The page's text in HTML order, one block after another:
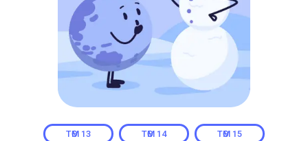
ТӨМ 13 ТӨМ 14 ТӨМ 15